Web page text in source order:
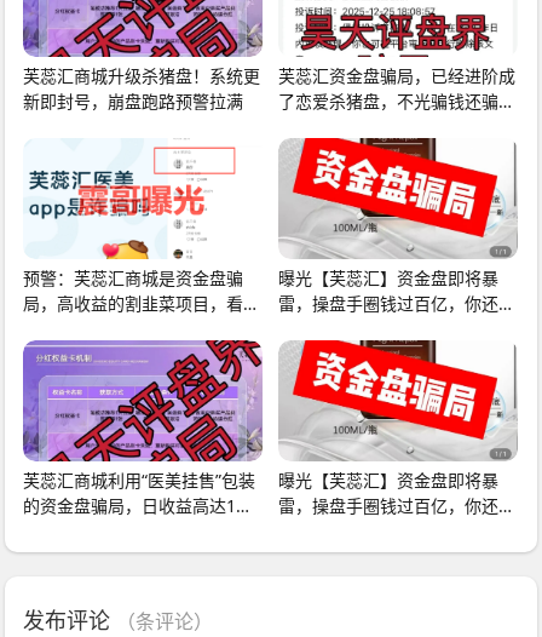
芙蕊汇商城升级杀猪盘！系统更
新即封号，崩盘跑路预警拉满
芙蕊汇资金盘骗局，已经进阶成
了恋爱杀猪盘，不光骗钱还骗会
预警：芙蕊汇商城是资金盘骗
局，高收益的割韭菜项目，看见
曝光【芙蕊汇】资金盘即将暴
雷，操盘手圈钱过百亿，你还在
芙蕊汇商城利用“医美挂售”包装
的资金盘骗局，日收益高达1%
曝光【芙蕊汇】资金盘即将暴
雷，操盘手圈钱过百亿，你还在
发布评论 （条评论）